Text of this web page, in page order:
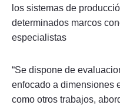
los sistemas de
determinados marcos
especialistas
“Se dispone de
enfocado a dimensiones
como otros trabajos,